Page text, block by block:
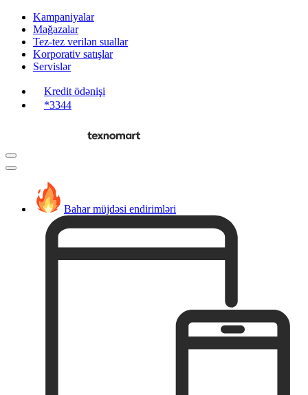
Kampaniyalar
Mağazalar
Tez-tez verilən suallar
Korporativ satışlar
Servislər
Kredit ödənişi
*3344
Bahar müjdəsi endirimləri